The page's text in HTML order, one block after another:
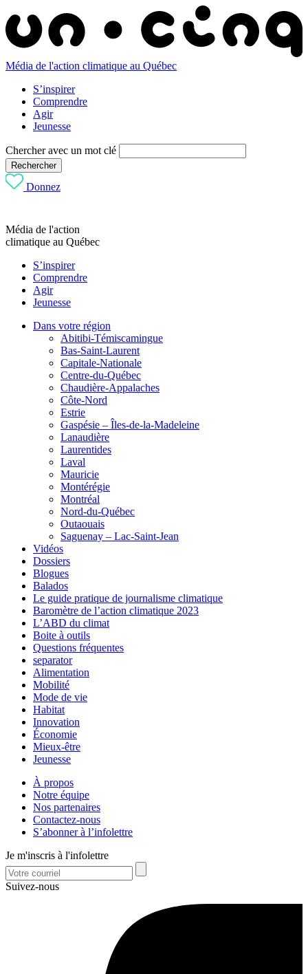
Média de l'action climatique au Québec
S’inspirer
Comprendre
Agir
Jeunesse
Chercher avec un mot clé
Rechercher
Donnez
Média de l'action
climatique au Québec
S’inspirer
Comprendre
Agir
Jeunesse
Dans votre région
Abitibi-Témiscamingue
Bas-Saint-Laurent
Capitale-Nationale
Centre-du-Québec
Chaudière-Appalaches
Côte-Nord
Estrie
Gaspésie – Îles-de-la-Madeleine
Lanaudière
Laurentides
Laval
Mauricie
Montérégie
Montréal
Nord-du-Québec
Outaouais
Saguenay – Lac-Saint-Jean
Vidéos
Dossiers
Blogues
Balados
Le guide pratique de journalisme climatique
Baromètre de l’action climatique 2023
L’ABD du climat
Boite à outils
Questions fréquentes
separator
Alimentation
Mobilité
Mode de vie
Habitat
Innovation
Économie
Mieux-être
Jeunesse
À propos
Notre équipe
Nos partenaires
Contactez-nous
S’abonner à l’infolettre
Je m'inscris à l'infolettre
Suivez-nous